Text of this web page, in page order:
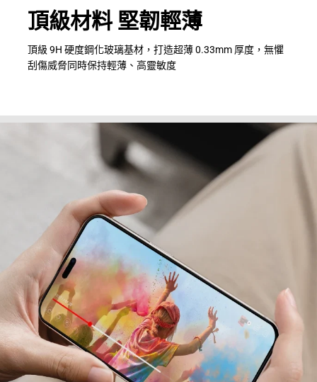
頂級材料 堅韌輕薄
頂級 9H 硬度鋼化玻璃基材，打造超薄 0.33mm 厚度，無懼
刮傷威脅同時保持輕薄、高靈敏度